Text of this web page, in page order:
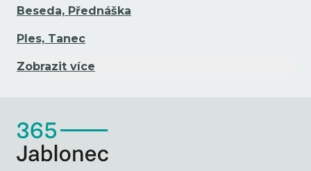
Beseda, Přednáška
Ples, Tanec
Zobrazit více